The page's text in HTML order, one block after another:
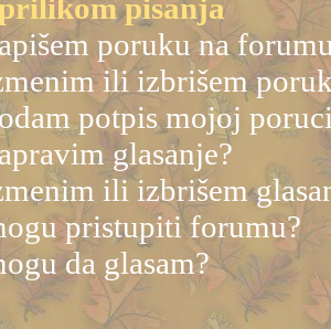
pisanja
poruku na
ili izbrišem
potpis mojoj
glasanje?
ili izbrišem
pristupiti forumu?
da glasam?